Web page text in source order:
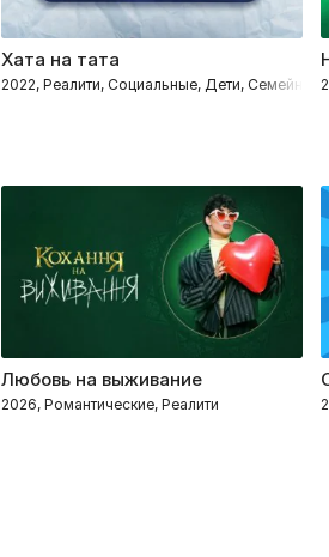
Хата на тата
2022, Реалити, Социальные, Дети, Семейные
Любовь на выживание
2026, Романтические, Реалити